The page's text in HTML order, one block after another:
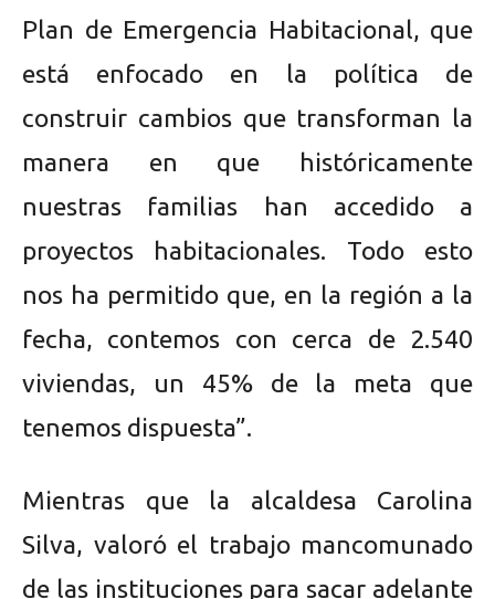
Plan de Emergencia Habitacional, que
está enfocado en la política de
construir cambios que transforman la
manera en que históricamente
nuestras familias han accedido a
proyectos habitacionales. Todo esto
nos ha permitido que, en la región a la
fecha, contemos con cerca de 2.540
viviendas, un 45% de la meta que
tenemos dispuesta”.
Mientras que la alcaldesa Carolina
Silva, valoró el trabajo mancomunado
de las instituciones para sacar adelante